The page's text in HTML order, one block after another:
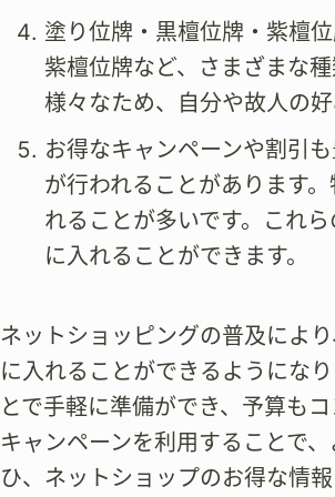
塗り位牌・黒檀位牌・紫檀
紫檀位牌など、さまざまな
様々なため、自分や故人の
お得なキャンペーンや割引
が行われることがあります
れることが多いです。これ
に入れることができます。
ネットショッピングの普及によ
に入れることができるようにな
とで手軽に準備ができ、予算も
キャンペーンを利用することで
ひ、ネットショップのお得な情